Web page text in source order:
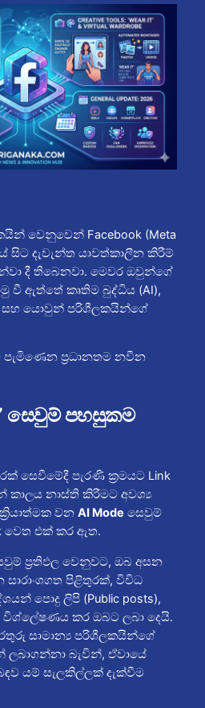
වෙනුවෙන් Facebook (Meta
සිට දැවැන්ත යාවත්කාලීන කිරීම්
දී තිබෙනවා. මෙවර ඔවුන්ගේ
වී ඇත්තේ කෘතිම බුද්ධිය (AI),
සහ යොවුන් පරිශීලකයින්ගේ
පැමිණෙන ප්‍රධානතම නවීන
සෙවුම් පහසුකම
සෙවීමේදී පැරණි ක්‍රමයට Link
කාලය නාස්ති කිරීමට අවශ්‍ය
වන AI Mode සෙවුම්
වෙත එක් කර ඇත.
ප්‍රතිඵල වෙනුවට, ඔබ අසන
සාරාංශගත පිළිතුරක්, විවිධ
පොදු ලිපි (Public posts),
විශ්ලේෂණය කර ඔබට ලබා දෙයි.
සාමාන්‍ය පරිශීලකයින්ගේ
බැවින්, ඒවායේ
යම් සැලකිල්ලක් දැක්වීම